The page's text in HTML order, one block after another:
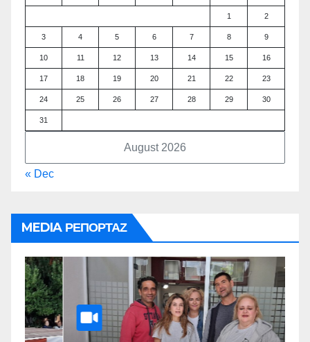
August 2026
1 2
3 4 5 6 7 8 9
10 11 12 13 14 15 16
17 18 19 20 21 22 23
24 25 26 27 28 29 30
31
« Dec
MEDIA ΡΕΠΟΡΤΑΖ